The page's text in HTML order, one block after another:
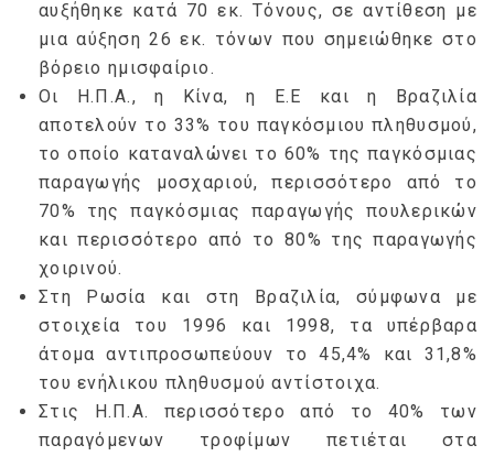
αυξήθηκε κατά 70 εκ. Τόνους, σε αντίθεση με
μια αύξηση 26 εκ. τόνων που σημειώθηκε στο
βόρειο ημισφαίριο.
Οι Η.Π.Α., η Κίνα, η Ε.Ε και η Βραζιλία
αποτελούν το 33% του παγκόσμιου πληθυσμού,
το οποίο καταναλώνει το 60% της παγκόσμιας
παραγωγής μοσχαριού, περισσότερο από το
70% της παγκόσμιας παραγωγής πουλερικών
και περισσότερο από το 80% της παραγωγής
χοιρινού.
Στη Ρωσία και στη Βραζιλία, σύμφωνα με
στοιχεία του 1996 και 1998, τα υπέρβαρα
άτομα αντιπροσωπεύουν το 45,4% και 31,8%
του ενήλικου πληθυσμού αντίστοιχα.
Στις Η.Π.Α. περισσότερο από το 40% των
παραγόμενων τροφίμων πετιέται στα